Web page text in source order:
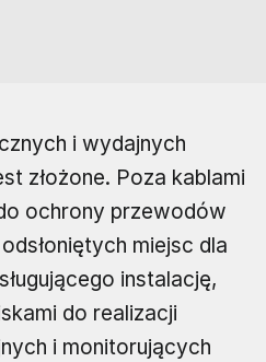
i wydajnych
złożone. Poza kablami
ochrony przewodów
miejsc dla
instalację,
do realizacji
i monitorujących